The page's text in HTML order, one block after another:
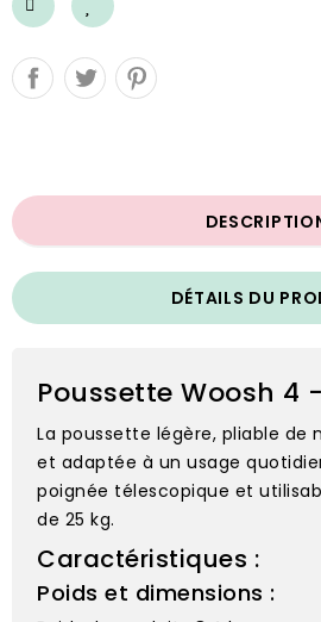
DÉTAILS DU
Poussette Woosh 4
La poussette légère, pliable de
et adaptée à un usage
poignée télescopique et
de 25 kg.
Caractéristiques :
Poids et dimensions :